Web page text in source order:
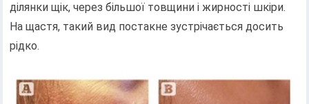
ділянки щік, через більшої товщини і жирності шкіри.
На щастя, такий вид постакне зустрічається досить
рідко.